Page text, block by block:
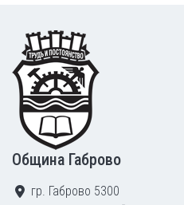
Footer
Община Габрово
гр. Габрово 5300